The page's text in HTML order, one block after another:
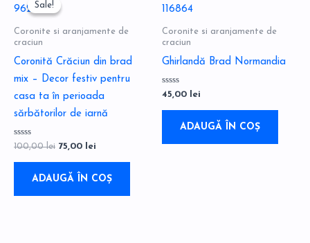
Sale!
Sale!
Coronite si aranjamente de
craciun
Coronită Crăciun din brad
mix – Decor festiv pentru
casa ta în perioada
sărbătorilor de iarnă
Evaluat
0
100,00lei
a
100,00 lei.
75,00 lei
ADAUGĂ ÎN COȘ
Coronite si aranjamente de
craciun
Ghirlandă Brad Normandia
Evaluat
0
45,00 lei
ADAUGĂ ÎN COȘ